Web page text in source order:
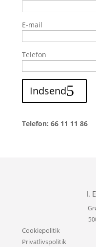
E-mail
Telefon
Indsend
Telefon: 66 11 11 86
I.
Cookiepolitik
Privatlivspolitik